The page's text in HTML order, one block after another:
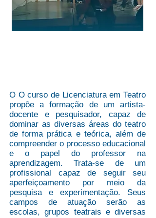
​O O curso de Licenciatura em Teatro
propõe a formação de um artista-
docente e pesquisador, capaz de
dominar as diversas áreas do teatro
de forma prática e teórica, além de
compreender o processo educacional
e o papel do professor na
aprendizagem. Trata-se de um
profissional capaz de seguir seu
aperfeiçoamento por meio da
pesquisa e experimentação. Seus
campos de atuação serão as
escolas, grupos teatrais e diversas